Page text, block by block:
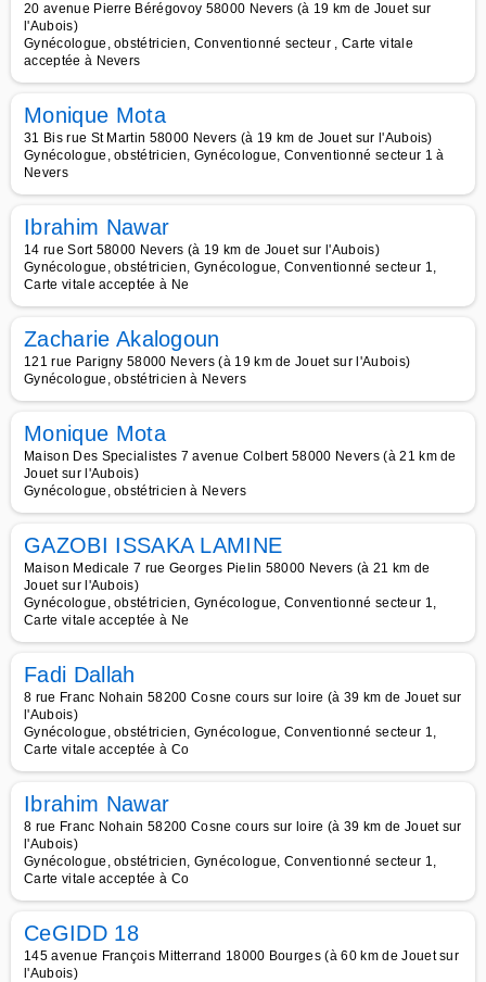
20 avenue Pierre Bérégovoy 58000 Nevers (à 19 km de Jouet sur
l'Aubois)
Gynécologue, obstétricien, Conventionné secteur , Carte vitale
acceptée à Nevers
Monique Mota
31 Bis rue St Martin 58000 Nevers (à 19 km de Jouet sur l'Aubois)
Gynécologue, obstétricien, Gynécologue, Conventionné secteur 1 à
Nevers
Ibrahim Nawar
14 rue Sort 58000 Nevers (à 19 km de Jouet sur l'Aubois)
Gynécologue, obstétricien, Gynécologue, Conventionné secteur 1,
Carte vitale acceptée à Ne
Zacharie Akalogoun
121 rue Parigny 58000 Nevers (à 19 km de Jouet sur l'Aubois)
Gynécologue, obstétricien à Nevers
Monique Mota
Maison Des Specialistes 7 avenue Colbert 58000 Nevers (à 21 km de
Jouet sur l'Aubois)
Gynécologue, obstétricien à Nevers
GAZOBI ISSAKA LAMINE
Maison Medicale 7 rue Georges Pielin 58000 Nevers (à 21 km de
Jouet sur l'Aubois)
Gynécologue, obstétricien, Gynécologue, Conventionné secteur 1,
Carte vitale acceptée à Ne
Fadi Dallah
8 rue Franc Nohain 58200 Cosne cours sur loire (à 39 km de Jouet sur
l'Aubois)
Gynécologue, obstétricien, Gynécologue, Conventionné secteur 1,
Carte vitale acceptée à Co
Ibrahim Nawar
8 rue Franc Nohain 58200 Cosne cours sur loire (à 39 km de Jouet sur
l'Aubois)
Gynécologue, obstétricien, Gynécologue, Conventionné secteur 1,
Carte vitale acceptée à Co
CeGIDD 18
145 avenue François Mitterrand 18000 Bourges (à 60 km de Jouet sur
l'Aubois)